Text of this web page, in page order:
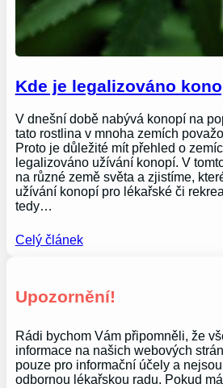
Kde je legalizováno
V dnešní době nabývá konopí na
tato rostlina v mnoha zemích
Proto je důležité mít přehled o
legalizováno užívání konopí. V
na různé země světa a zjistíme,
užívání konopí pro lékařské či
tedy…
Celý článek
Upozornění!
Rádi bychom Vám připomněli, že
informace na našich webových
pouze pro informační účely a
odbornou lékařskou radu. Pokud